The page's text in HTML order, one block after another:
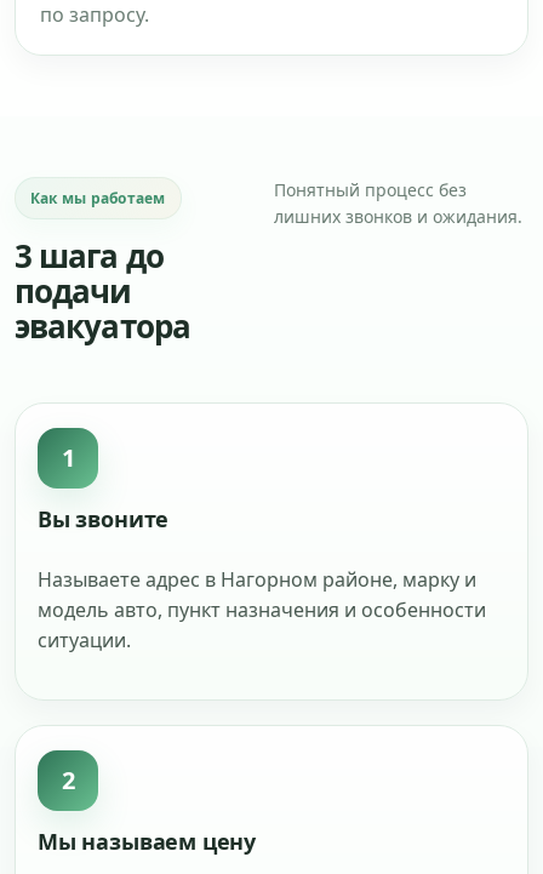
по запросу.
Как мы работаем
3 шага до
подачи
эвакуатора
Понятный процесс без
лишних звонков и ожидания.
1
Вы звоните
Называете адрес в Нагорном районе, марку и
модель авто, пункт назначения и особенности
ситуации.
2
Мы называем цену